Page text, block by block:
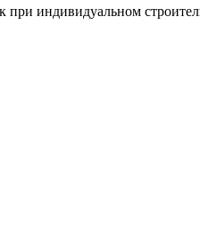
индивидуальном